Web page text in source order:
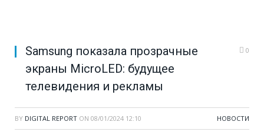
Samsung показала прозрачные
экраны MicroLED: будущее
телевидения и рекламы
0
BY DIGITAL REPORT ON 08/01/2024 12:10 НОВОСТИ